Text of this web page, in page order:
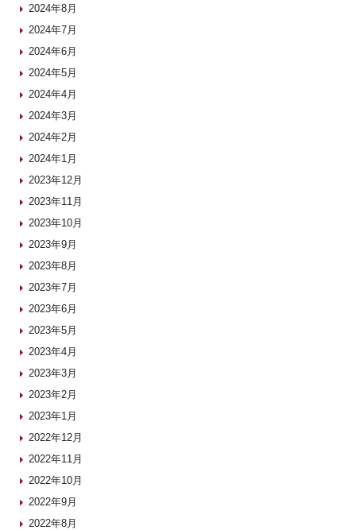
2024年8月
2024年7月
2024年6月
2024年5月
2024年4月
2024年3月
2024年2月
2024年1月
2023年12月
2023年11月
2023年10月
2023年9月
2023年8月
2023年7月
2023年6月
2023年5月
2023年4月
2023年3月
2023年2月
2023年1月
2022年12月
2022年11月
2022年10月
2022年9月
2022年8月